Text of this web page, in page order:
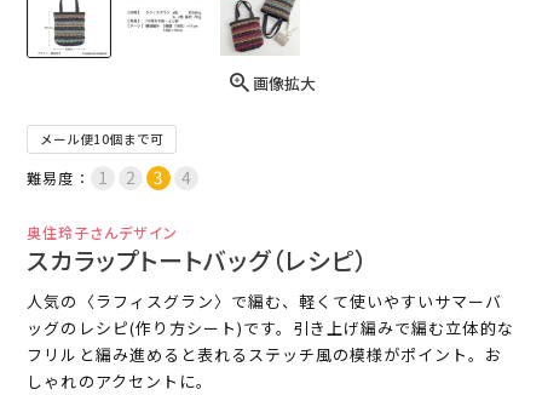
画像拡大
メール便10個まで可
難易度：
奥住玲子さんデザイン
スカラップトートバッグ（レシピ）
人気の〈ラフィスグラン〉で編む、軽くて使いやすいサマーバ
ッグのレシピ(作り方シート)です。引き上げ編みで編む立体的な
フリルと編み進めると表れるステッチ風の模様がポイント。お
しゃれのアクセントに。